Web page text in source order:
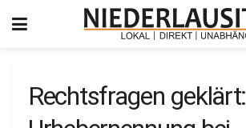
Rechtsfragen geklärt: